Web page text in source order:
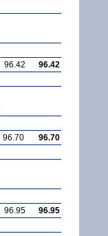
96.42
96.42
96.70
96.70
96.95
96.95